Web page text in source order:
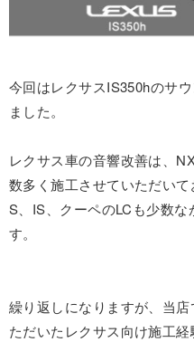
今回はレクサスIS350hのサ
ました。
レクサス車の音響改善は、
数多く施工させていただい
S、IS、クーペのLCも少数
す。
繰り返しになりますが、当
ただいたレクサス向け施工